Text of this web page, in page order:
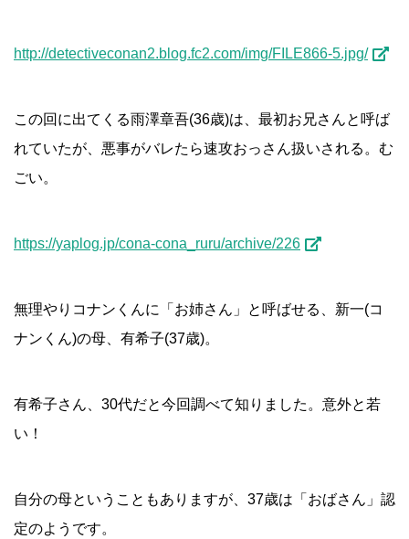
http://detectiveconan2.blog.fc2.com/img/FILE866-5.jpg/
この回に出てくる雨澤章吾(36歳)は、最初お兄さんと呼ば
れていたが、悪事がバレたら速攻おっさん扱いされる。む
ごい。
https://yaplog.jp/cona-cona_ruru/archive/226
無理やりコナンくんに「お姉さん」と呼ばせる、新一(コ
ナンくん)の母、有希子(37歳)。
有希子さん、30代だと今回調べて知りました。意外と若
い！
自分の母ということもありますが、37歳は「おばさん」認
定のようです。